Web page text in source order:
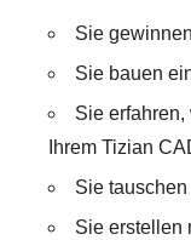
Sie
Sie bauen
Sie
Ihrem Tizian
Sie
Sie erstellen